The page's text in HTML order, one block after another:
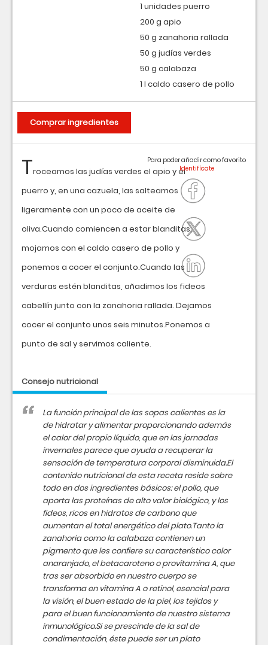
Troceamos las judías verdes el apio y el
puerro y, en una cazuela, las salteamos
ligeramente con un poco de aceite de
oliva.Cuando comiencen a estar blanditas,
mojamos con el caldo casero de pollo y
ponemos a cocer el conjunto.Cuando las
verduras estén blanditas, añadimos los fideos
cabellín junto con la zanahoria rallada. Dejamos
cocer el conjunto unos seis minutos.Ponemos a
punto de sal y servimos caliente.
Consejo nutricional
La función principal de las sopas calientes es la
de hidratar y alimentar proporcionando además
el calor del propio líquido, que en las jornadas
invernales parece que ayuda a recuperar la
sensación de temperatura corporal disminuida.El
contenido nutricional de esta receta reside sobre
todo en dos ingredientes básicos: el pollo, que
aporta las proteínas de alto valor biológico, y los
fideos, ricos en hidratos de carbono que
aumentan el total energético del plato.Tanto la
zanahoria como la calabaza contienen un
pigmento que les confiere su característico color
anaranjado, el betacaroteno o provitamina A, que
tras ser absorbido en nuestro cuerpo se
transforma en vitamina A o retinol, esencial para
la visión, el buen estado de la piel, los tejidos y
para el buen funcionamiento de nuestro sistema
inmunológico.Si se prescinde de la sal de
condimentación, éste puede ser un plato
Para poder añadir como favorito
1 unidades puerro
200 g apio
50 g zanahoria rallada
50 g judías verdes
50 g calabaza
1 l caldo casero de pollo
Comprar ingredientes